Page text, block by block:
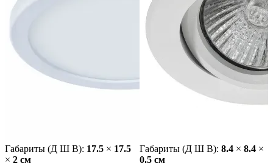
Габариты (Д Ш В): 17.5 × 17.5
× 2 cм
Габариты (Д Ш В): 8.4 × 8.4 ×
0.5 cм